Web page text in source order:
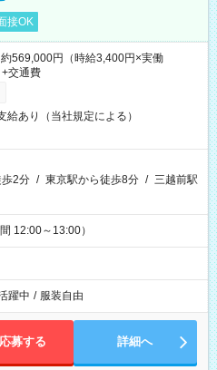
接OK
569,000円（時給3,400円×実働
交通費
給あり（当社規定による）
2分 / 東京駅から徒歩8分 / 三越前駅
12:00～13:00）
躍中 / 服装自由
応募する 詳細へ